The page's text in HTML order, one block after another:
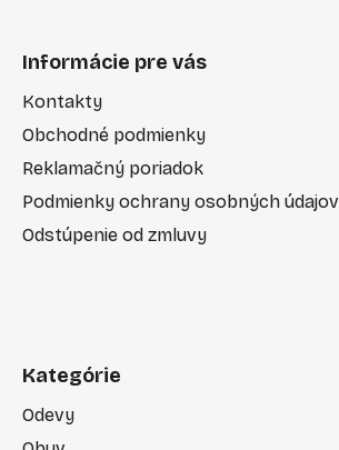
Informácie pre vás
Kontakty
Obchodné podmienky
Reklamačný poriadok
Podmienky ochrany osobných údajov
Odstúpenie od zmluvy
Kategórie
Odevy